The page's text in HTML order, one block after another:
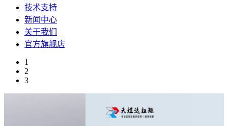
技术支持
新闻中心
关于我们
官方旗舰店
1
2
3